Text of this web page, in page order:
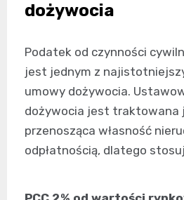
dożywocia
Podatek od czynności
jest jednym z
umowy dożywocia.
dożywocia jest traktowana
przenosząca własność
odpłatnością, dlatego